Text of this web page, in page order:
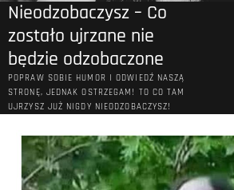
Nieodzobaczysz – Co
zostało ujrzane nie
będzie odzobaczone
POPRAW SOBIE HUMOR I ODWIEDŹ NASZĄ
STRONĘ, JEDNAK OSTRZEGAM! TO CO TAM
UJRZYSZ JUŻ NIGDY NIEODZOBACZYSZ!